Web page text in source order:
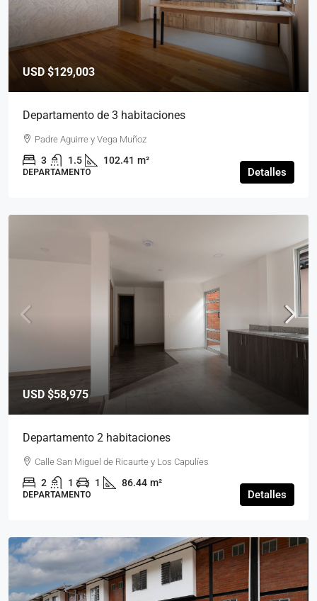
USD $129,003
Departamento de 3 habitaciones
Padre Aguirre y Vega Muñoz
3 1.5 102.41 m²
DEPARTAMENTO Detalles
USD $58,975
Departamento 2 habitaciones
Calle San Miguel de Ricaurte y Los Capulíes
2 1 1 86.44 m²
DEPARTAMENTO Detalles